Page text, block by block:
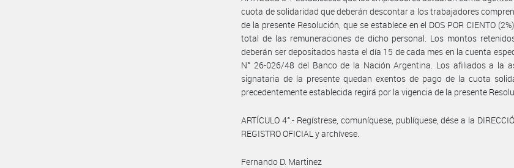
cuota de solidaridad que deberán descontar a los trabajadores
de la presente Resolución, que se establece en el DOS POR CIENTO
total de las remuneraciones de dicho personal. Los montos
deberán ser depositados hasta el día 15 de cada mes en la cuenta
N° 26-026/48 del Banco de la Nación Argentina. Los afiliados a la
signataria de la presente quedan exentos de pago de la cuota
precedentemente establecida regirá por la vigencia de la presente
ARTÍCULO 4°.- Regístrese, comuníquese, publíquese, dése a la
REGISTRO OFICIAL y archívese.
Fernando D. Martinez